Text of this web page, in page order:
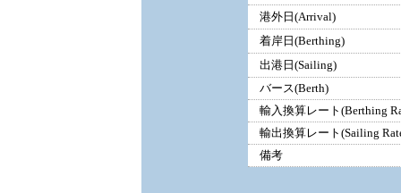
港外日(Arrival)
着岸日(Berthing)
出港日(Sailing)
バース(Berth)
輸入換算レート(Berthing
輸出換算レート(Sailing
備考